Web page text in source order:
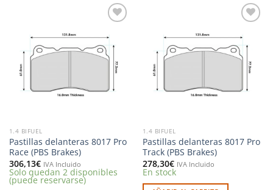
a la
lista de
deseos
1.4 BIFUEL
Pastillas delanteras 8017 Pro
Race (PBS Brakes)
306,13€ IVA Incluido
Solo quedan 2 disponibles
(puede reservarse)
a la
lista de
deseos
1.4 BIFUEL
Pastillas delanteras 8017 Pro
Track (PBS Brakes)
278,30€ IVA Incluido
En stock